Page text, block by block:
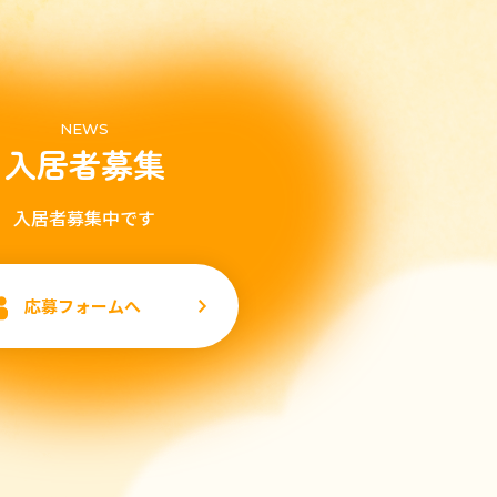
NEWS
入居者募集
入居者募集中です
応募フォームへ